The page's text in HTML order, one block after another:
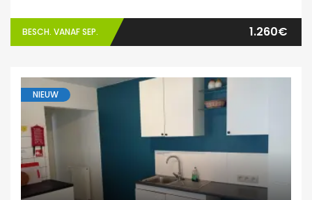
BESCH. VANAF SEP. 1.260€
NIEUW